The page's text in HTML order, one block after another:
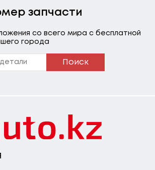
запчасти
со всего мира с бесплатной
города
Поиск